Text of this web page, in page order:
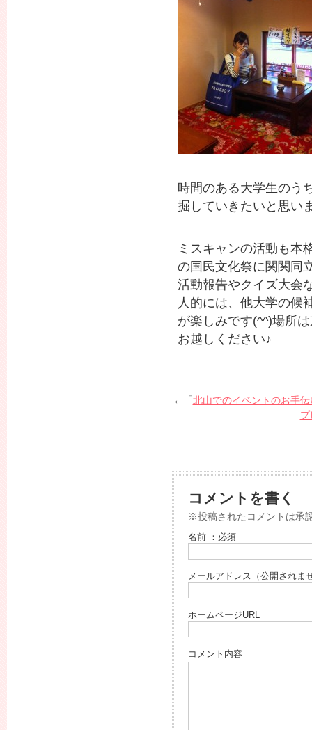
時間のある大学生のう
掘していきたいと思い
ミスキャンの活動も本
の国民文化祭に関関同
活動報告やクイズ大会
人的には、他大学の候
が楽しみです(^^)場所
お越しください♪
←「北山でのイベントのお手伝
コメントを書く
※投稿されたコメントは承
名前 ：必須
メールアドレス（公開されま
ホームページURL
コメント内容